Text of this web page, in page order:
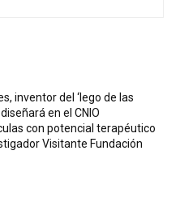
inventor del ‘lego de las
en el CNIO
con potencial terapéutico
Visitante Fundación